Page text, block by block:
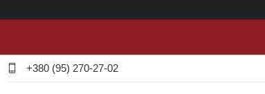
+380 (95) 270-27-02